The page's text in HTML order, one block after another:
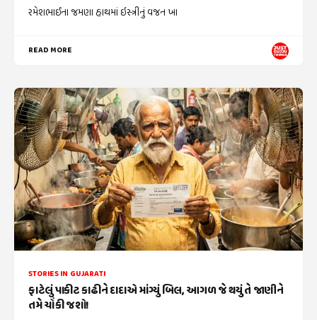
રમેશભાઈના જમણા હાથમાં ઇસ્ત્રીનું વજન ખા
READ MORE
STORIES IN GUJARATI
ફાટેલું પાકીટ કાઢીને દાદાએ માંગ્યું બિલ, આગળ જે થયું તે જાણીને
તમે ચોંકી જશો!